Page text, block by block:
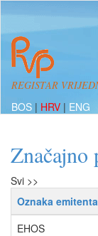
REGISTAR
BOS | HRV | ENG
Značajno
Svi >>
Oznaka emitenta
EHOS